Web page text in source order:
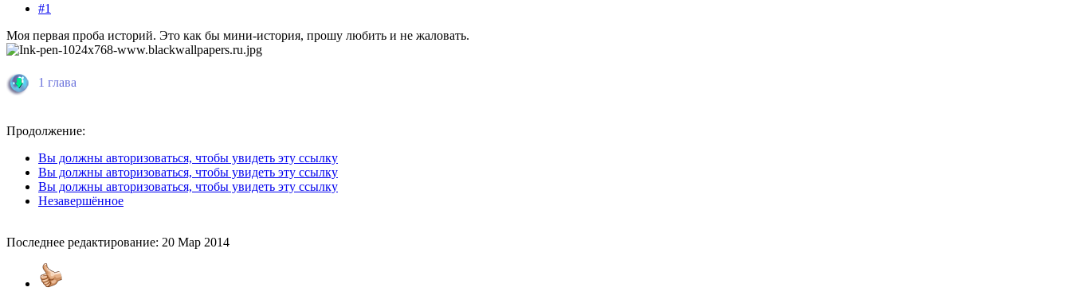
#1
Моя первая проба историй. Это как бы мини-история, прошу любить и не жаловать.
1 глава
Продолжение:
Вы должны авторизоваться, чтобы увидеть эту ссылку
Вы должны авторизоваться, чтобы увидеть эту ссылку
Вы должны авторизоваться, чтобы увидеть эту ссылку
Незавершённое
Последнее редактирование: 20 Мар 2014